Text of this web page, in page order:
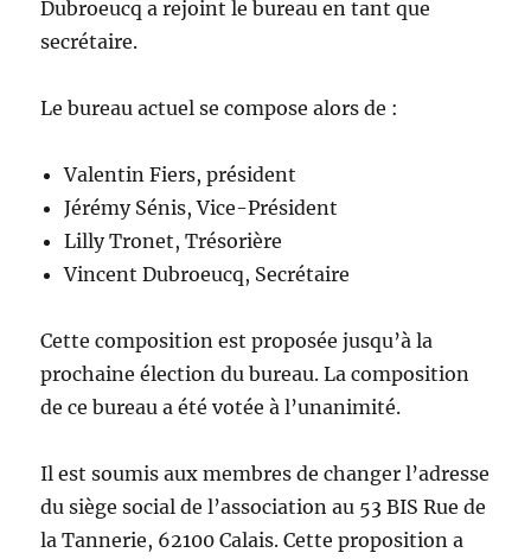
Dubroeucq a rejoint le bureau en tant que
secrétaire.
Le bureau actuel se compose alors de :
Valentin Fiers, président
Jérémy Sénis, Vice-Président
Lilly Tronet, Trésorière
Vincent Dubroeucq, Secrétaire
Cette composition est proposée jusqu’à la
prochaine élection du bureau. La composition
de ce bureau a été votée à l’unanimité.
Il est soumis aux membres de changer l’adresse
du siège social de l’association au 53 BIS Rue de
la Tannerie, 62100 Calais. Cette proposition a